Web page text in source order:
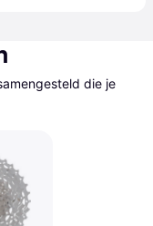
die je